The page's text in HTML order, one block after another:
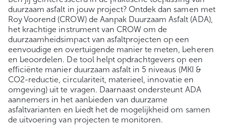
duurzaam asfalt in jouw project? Ontdek dan samen met
Roy Voorend (CROW) de Aanpak Duurzaam Asfalt (ADA),
het krachtige instrument van CROW om de
duurzaamheidsimpact van asfaltprojecten op een
eenvoudige en overtuigende manier te meten, beheren
en beoordelen. De tool helpt opdrachtgevers op een
efficiënte manier duurzaam asfalt in 5 niveaus (MKI &
CO2-reductie, circulariteit, materieel, innovatie en
omgeving) uit te vragen. Daarnaast ondersteunt ADA
aannemers in het aanbieden van duurzame
asfaltvarianten en biedt het de mogelijkheid om samen
de uitvoering van projecten te monitoren.